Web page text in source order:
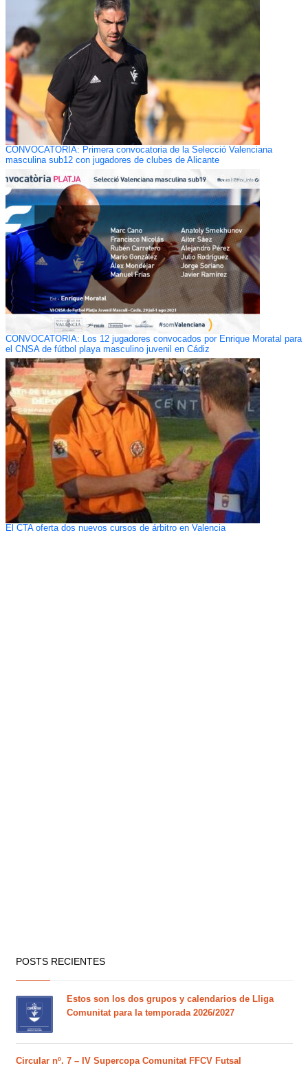
CONVOCATORIA: Primera convocatoria de la Selecció Valenciana
masculina sub12 con jugadores de clubes de Alicante
CONVOCATORIA: Los 12 jugadores convocados por Enrique Moratal para
el CNSA de fútbol playa masculino juvenil en Cádiz
El CTA oferta dos nuevos cursos de árbitro en Valencia
POSTS RECIENTES
Estos son los dos grupos y calendarios de Lliga
Comunitat para la temporada 2026/2027
Circular nº. 7 – IV Supercopa Comunitat FFCV Futsal